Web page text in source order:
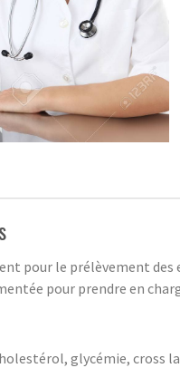
pour le prélèvement
pour prendre en
glycémie, cross